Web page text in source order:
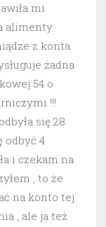
mi
alimenty
z konta
żadna
54 o
!!!
się 28
odbyć 4
i czekam na
, to że
na konto tej
, ale ja też